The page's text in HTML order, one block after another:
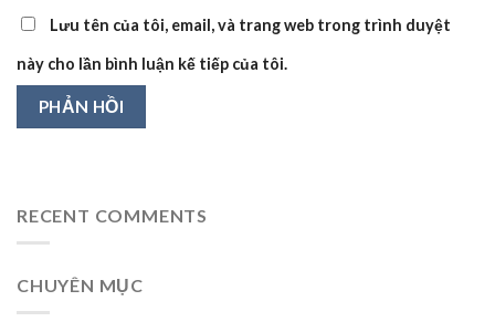
Lưu tên của tôi, email, và trang web trong trình duyệt
này cho lần bình luận kế tiếp của tôi.
RECENT COMMENTS
CHUYÊN MỤC